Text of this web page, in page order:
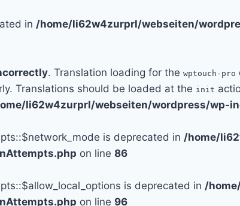
in /home/li62w4zurprl/webseiten/
. Translation loading for the wptouch-pro
Translations should be loaded at the init
li62w4zurprl/webseiten/wordpress/wp-
is deprecated in /home/
on line 86
is deprecated in /
on line 96